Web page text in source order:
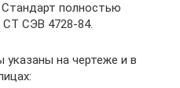
Стандарт полностью
СТ СЭВ 4728-84.
указаны на чертеже и в